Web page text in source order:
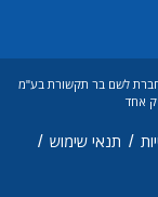
לחברת לשם בר תקשורת בע"מ
אחד
/ תנאי שימוש /